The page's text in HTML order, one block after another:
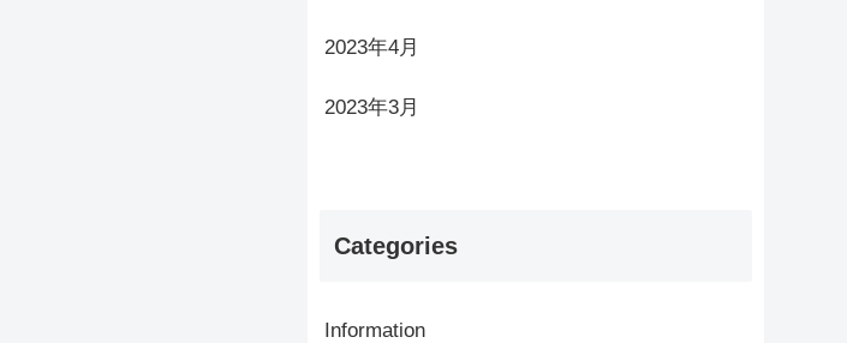
2023年4月
2023年3月
Categories
Information